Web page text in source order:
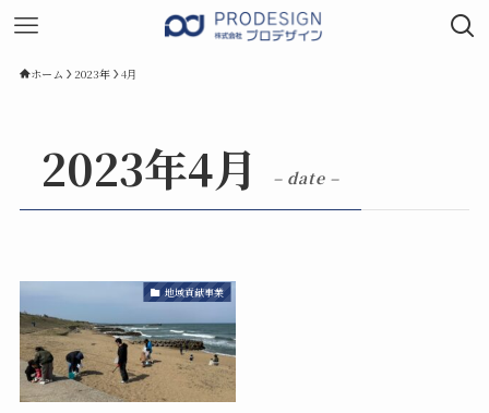
ホーム 2023年 4月
2023年4月 – date –
地域貢献事業